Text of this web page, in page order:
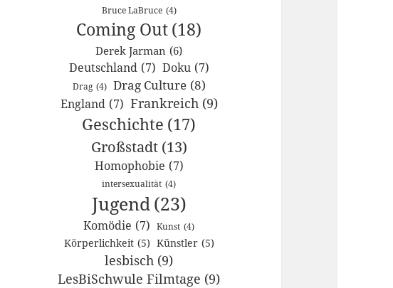
Bruce LaBruce (4)
Coming Out(18)
Derek Jarman (6)
Deutschland (7) Doku (7)
Drag (4) Drag Culture (8)
England (7) Frankreich (9)
Geschichte (17)
Großstadt (13)
Homophobie (7)
intersexualität (4)
Jugend(23)
Komödie (7) Kunst (4)
Körperlichkeit (5) Künstler (5)
lesbisch (9)
LesBiSchwule Filmtage (9)